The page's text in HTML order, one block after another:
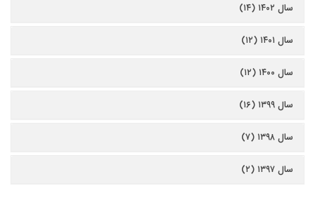
سال ۱۴۰۲ (۱۴)
سال ۱۴۰۱ (۱۲)
سال ۱۴۰۰ (۱۲)
سال ۱۳۹۹ (۱۶)
سال ۱۳۹۸ (۷)
سال ۱۳۹۷ (۲)